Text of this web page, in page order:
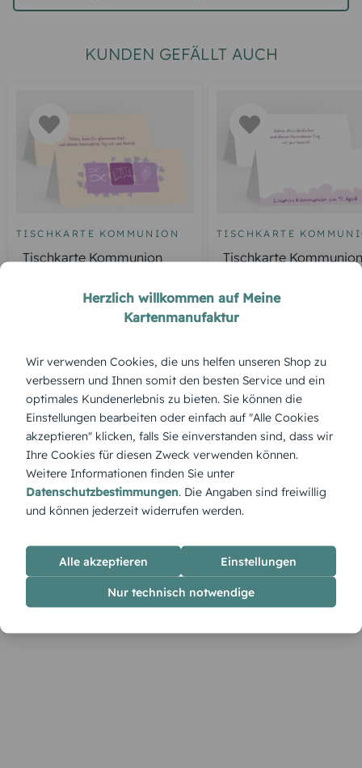
KUNDEN GEFÄLLT AUCH
TISCHKARTE KOMMUNION
Tischkarte Kommunion
TISCHKARTE
Tischkarte Kommunion
Produktbeschreibung
„Kirche“ als Motiv verleiht deiner Feier eine feierliche,
traditionelle Note. Im Designer lässt sich die Karte mit
persönlichen Namen und passenden Schriftarten individuell
gestalten.
Herzlich willkommen auf Meine
Kartenmanufaktur
Wir verwenden Cookies, die uns helfen unseren Shop zu
verbessern und Ihnen somit den besten Service und ein
optimales Kundenerlebnis zu bieten. Sie können die
Einstellungen bearbeiten oder einfach auf "Alle Cookies
akzeptieren" klicken, falls Sie einverstanden sind, dass wir
Ihre Cookies für diesen Zweck verwenden können.
Weitere Informationen finden Sie unter
Datenschutzbestimmungen. Die Angaben sind freiwillig
und können jederzeit widerrufen werden.
Alle akzeptieren Einstellungen
Nur technisch notwendige